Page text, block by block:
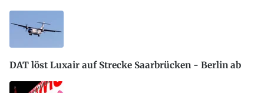
DAT löst Luxair auf Strecke Saarbrücken - Berlin ab